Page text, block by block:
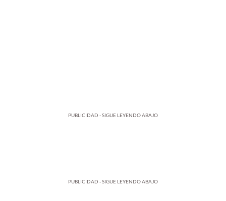
PUBLICIDAD - SIGUE LEYENDO ABAJO
PUBLICIDAD - SIGUE LEYENDO ABAJO